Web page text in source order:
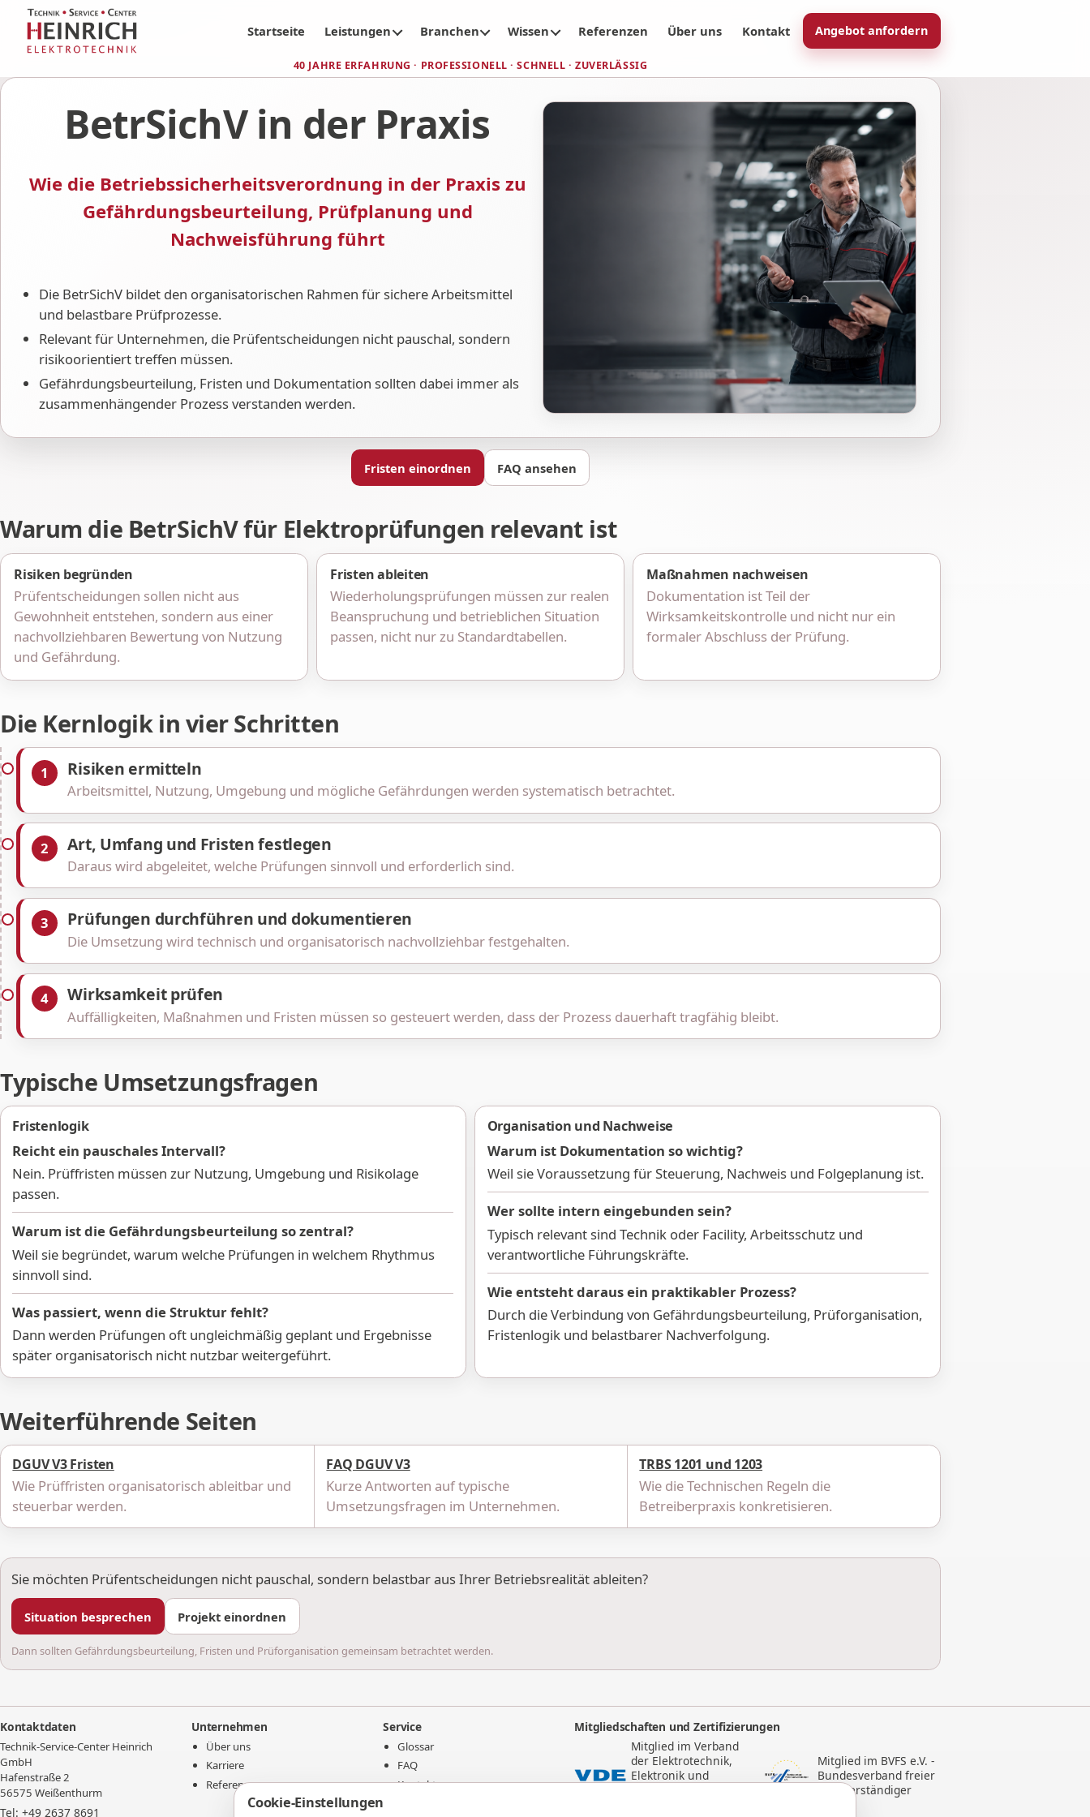
Startseite Leistungen Branchen Wissen Referenzen Über uns Kontakt
40 JAHRE ERFAHRUNG PROFESSIONELL · SCHNELL · ZUVERLÄSSIG
Angebot anfordern
BetrSichV in der Praxis
Wie die Betriebssicherheitsverordnung in der Praxis zu
Gefährdungsbeurteilung, Prüfplanung und
Nachweisführung führt
Die BetrSichV bildet den organisatorischen Rahmen für sichere Arbeitsmittel
und belastbare Prüfprozesse.
Relevant für Unternehmen, die Prüfentscheidungen nicht pauschal, sondern
risikoorientiert treffen müssen.
Gefährdungsbeurteilung, Fristen und Dokumentation sollten dabei immer als
zusammenhängender Prozess verstanden werden.
Fristen einordnen FAQ ansehen
Warum die BetrSichV für Elektroprüfungen relevant ist
Risiken begründen
Prüfentscheidungen sollen nicht aus
Gewohnheit entstehen, sondern aus einer
nachvollziehbaren Bewertung von Nutzung
und Gefährdung.
Fristen ableiten
Wiederholungsprüfungen müssen zur realen
Beanspruchung und betrieblichen Situation
passen, nicht nur zu Standardtabellen.
Maßnahmen nachweisen
Dokumentation ist Teil der
Wirksamkeitskontrolle und nicht nur ein
formaler Abschluss der Prüfung.
Die Kernlogik in vier Schritten
1 Risiken ermitteln
Arbeitsmittel, Nutzung, Umgebung und mögliche Gefährdungen werden systematisch betrachtet.
2 Art, Umfang und Fristen festlegen
Daraus wird abgeleitet, welche Prüfungen sinnvoll und erforderlich sind.
3 Prüfungen durchführen und dokumentieren
Die Umsetzung wird technisch und organisatorisch nachvollziehbar festgehalten.
4 Wirksamkeit prüfen
Auffälligkeiten, Maßnahmen und Fristen müssen so gesteuert werden, dass der Prozess dauerhaft tragfähig bleibt.
Typische Umsetzungsfragen
Fristenlogik
Reicht ein pauschales Intervall?
Nein. Prüffristen müssen zur Nutzung, Umgebung und Risikolage
passen.
Warum ist die Gefährdungsbeurteilung so zentral?
Weil sie begründet, warum welche Prüfungen in welchem Rhythmus
sinnvoll sind.
Was passiert, wenn die Struktur fehlt?
Dann werden Prüfungen oft ungleichmäßig geplant und Ergebnisse
später organisatorisch nicht nutzbar weitergeführt.
Organisation und Nachweise
Warum ist Dokumentation so wichtig?
Weil sie Voraussetzung für Steuerung, Nachweis und Folgeplanung ist.
Wer sollte intern eingebunden sein?
Typisch relevant sind Technik oder Facility, Arbeitsschutz und
verantwortliche Führungskräfte.
Wie entsteht daraus ein praktikabler Prozess?
Durch die Verbindung von Gefährdungsbeurteilung, Prüforganisation,
Fristenlogik und belastbarer Nachverfolgung.
Weiterführende Seiten
DGUV V3 Fristen
Wie Prüffristen organisatorisch ableitbar und
steuerbar werden.
FAQ DGUV V3
Kurze Antworten auf typische
Umsetzungsfragen im Unternehmen.
TRBS 1201 und 1203
Wie die Technischen Regeln die
Betreiberpraxis konkretisieren.
Sie möchten Prüfentscheidungen nicht pauschal, sondern belastbar aus Ihrer Betriebsrealität ableiten?
Situation besprechen Projekt einordnen
Dann sollten Gefährdungsbeurteilung, Fristen und Prüforganisation gemeinsam betrachtet werden.
Kontaktdaten
Technik-Service-Center Heinrich
GmbH
Hafenstraße 2
56575 Weißenthurm
Tel: +49 2637 8691
Unternehmen
Über uns
Karriere
Referenzen
Service
Glossar
FAQ
Kontakt
Mitgliedschaften und Zertifizierungen
Mitglied im Verband
der Elektrotechnik,
Elektronik und
Mitglied im BVFS e.V. -
Bundesverband freier
Sachverständiger
Cookie-Einstellungen